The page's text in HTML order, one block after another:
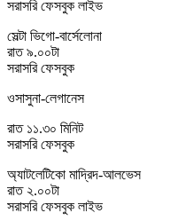
সরাসরি ফেসবুক লাইভ
সেল্টা ভিগো-বার্সেলোনা
রাত ৯.০০টা
সরাসরি ফেসবুক
ওসাসুনা-লেগানেস
রাত ১১.৩০ মিনিট
সরাসরি ফেসবুক
অ্যাটলেটিকো মাদ্রিদ-আলভেস
রাত ২.০০টা
সরাসরি ফেসবুক লাইভ